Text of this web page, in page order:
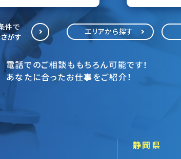
件で
がす
エリアから探す
電話でのご相談ももちろん可能です！
あなたに合ったお仕事をご紹介！
静岡県